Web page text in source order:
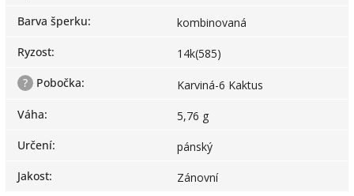
Barva šperku:
kombinovaná
Ryzost:
14k(585)
?
Pobočka:
Karviná-6 Kaktus
Váha:
5,76 g
Určení:
pánský
Jakost: Zánovní